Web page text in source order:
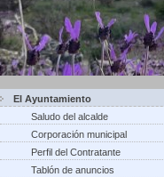
El Ayuntamiento
Saludo del alcalde
Corporación municipal
Perfil del Contratante
Tablón de anuncios